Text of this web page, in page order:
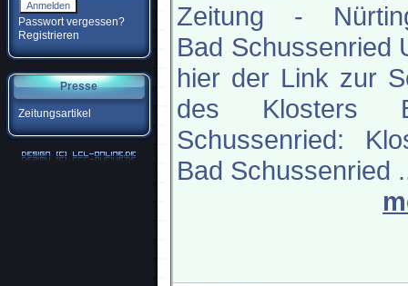
Passwort vergessen?
Registrieren
Presse
Zeitungsartikel
Zeitung -
Bad Schussenried
hier der Link zur
des Klosters
Schussenried:
Bad Schussenried